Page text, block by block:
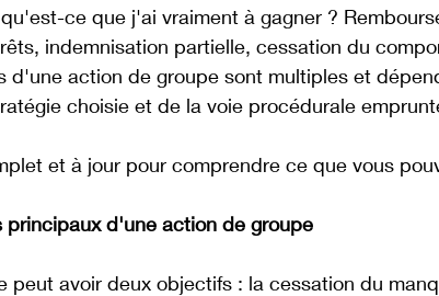
ce que j'ai vraiment à gagner ?
indemnisation partielle, cessation du
d'une action de groupe sont multiples et
choisie et de la voie procédurale
et à jour pour comprendre ce que vous
principaux d'une action de groupe
peut avoir deux objectifs : la cessation du